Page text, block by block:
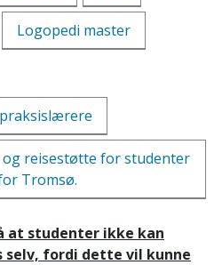
Logopedi master
reisestøtte for studenter
Tromsø.
at studenter ikke kan
selv, fordi dette vil kunne